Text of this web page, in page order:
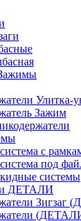
Улитка-
Зажим
с
под
системы
ДЕТАЛИ
Зигзаг